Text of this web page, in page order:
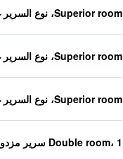
Superior room، نوع السرير غير معروف
Superior room، نوع السرير غير معروف
Superior room، نوع السرير غير معروف
Double room، 1 سرير مزدوج